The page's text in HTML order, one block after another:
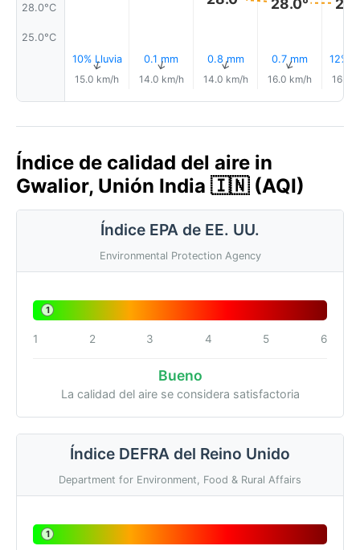
28.0°C
25.0°C
10% Lluvia
↑
15.0 km/h
0.1 mm
↑
14.0 km/h
0.8 mm
↑
14.0 km/h
0.7 mm
↑
16.0 km/h
12%
16.0
Índice de calidad del aire in
Gwalior, Unión India 🇮🇳 (AQI)
Índice EPA de EE. UU.
Environmental Protection Agency
1
1 2 3 4 5 6
Bueno
La calidad del aire se considera satisfactoria
Índice DEFRA del Reino Unido
Department for Environment, Food & Rural Affairs
1